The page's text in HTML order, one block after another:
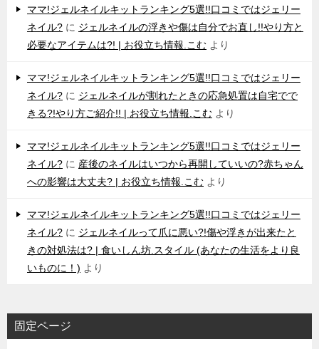
ママ!ジェルネイルキットランキング5選!!口コミではジェリー
ネイル? に ジェルネイルの浮きや傷は自分でお直し!!やり方と
必要なアイテムは?! | お役立ち情報.こむ より
ママ!ジェルネイルキットランキング5選!!口コミではジェリー
ネイル? に ジェルネイルが割れたときの応急処置は自宅でで
きる?!やり方ご紹介!! | お役立ち情報.こむ より
ママ!ジェルネイルキットランキング5選!!口コミではジェリー
ネイル? に 産後のネイルはいつから再開していいの?赤ちゃん
への影響は大丈夫? | お役立ち情報.こむ より
ママ!ジェルネイルキットランキング5選!!口コミではジェリー
ネイル? に ジェルネイルって爪に悪い?!傷や浮きが出来たと
きの対処法は? | 食いしん坊.スタイル (あなたの生活をより良
いものに！) より
固定ページ